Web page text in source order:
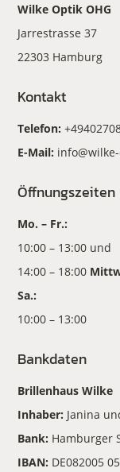
Wilke Optik OHG
Jarrestrasse 37
22303 Hamburg
Kontakt
Telefon:
E-Mail:
Öffnungszeiten
Mo. – Fr.:
10:00 – 13:00 und
14:00 – 18:00
Sa.:
10:00 – 13:00
Bankdaten
Brillenhaus Wilke
Inhaber: Janina
Bank: Hamburger
IBAN: DE082005